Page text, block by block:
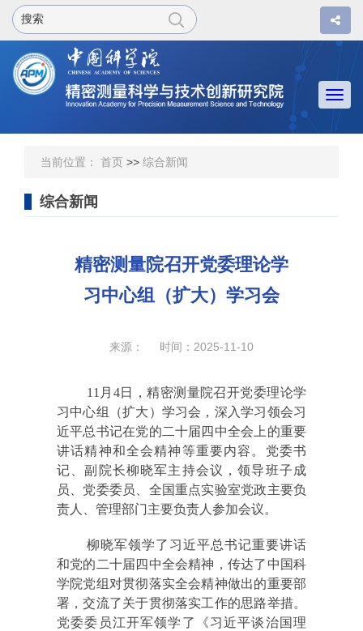
当前位置： 首页 >> 综合新闻
综合新闻
精密测量院召开党委理论学
习中心组（扩大）学习会
来源： 时间：2025-11-10
11月4日，精密测量院召开党委理论学
习中心组（扩大）学习会，深入学习领会习
近平总书记在党的二十届四中全会上的重要
讲话精神和全会精神等重要内容。党委书
记、副院长柳晓军主持会议，领导班子成
员、党委委员、全国重点实验室党政主要负
责人、管理部门主要负责人参加会议。
柳晓军领学了习近平总书记重要讲话
和党的二十届四中全会精神，传达了中国科
学院党组对贯彻落实全会精神做出的重要部
署，交流了关于贯彻落实工作的思路举措。
党委委员江开军领学了《习近平谈治国理